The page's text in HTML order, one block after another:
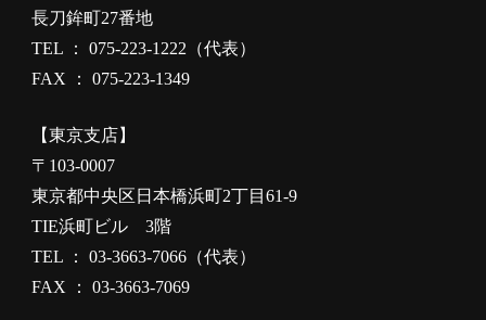
長刀鉾町27番地
TEL ： 075-223-1222（代表）
FAX ： 075-223-1349
【東京支店】
〒103-0007
東京都中央区日本橋浜町2丁目61-9
TIE浜町ビル 3階
TEL ： 03-3663-7066（代表）
FAX ： 03-3663-7069